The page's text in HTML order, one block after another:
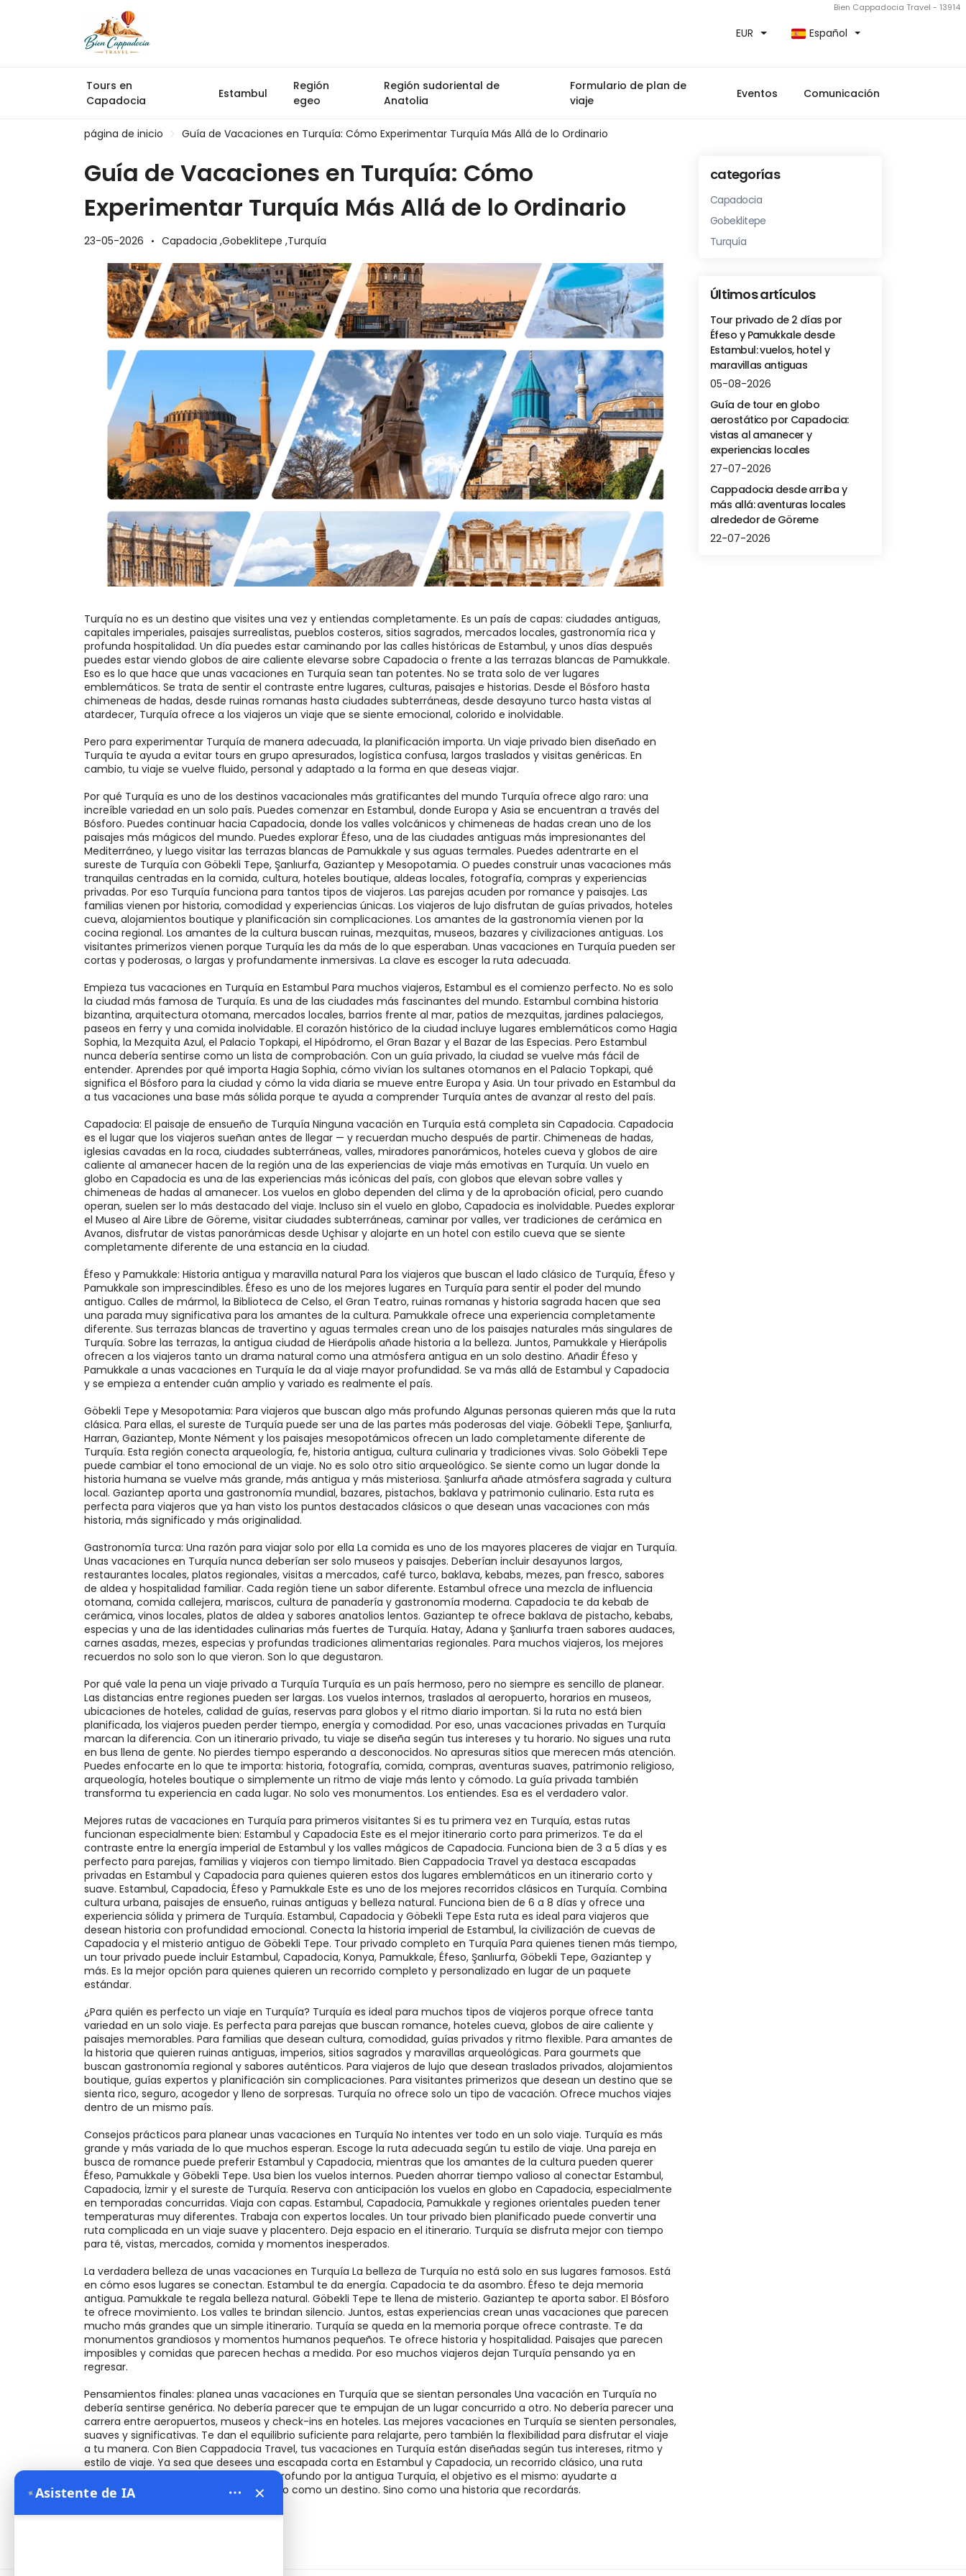
Bien Cappadocia Travel - 13914
EUR Español
Tours en
Capadocia
Estambul
Región
egeo
Región sudoriental de
Anatolia
Formulario de plan de
viaje
Eventos Comunicación
página de inicio Guía de Vacaciones en Turquía: Cómo Experimentar Turquía Más Allá de lo Ordinario
Guía de Vacaciones en Turquía: Cómo
Experimentar Turquía Más Allá de lo Ordinario
23-05-2026 Capadocia ,Gobeklitepe ,Turquía
Turquía no es un destino que visites una vez y entiendas completamente. Es un país de capas: ciudades antiguas, capitales imperiales, paisajes surrealistas, pueblos costeros, sitios sagrados, mercados locales, gastronomía rica y profunda hospitalidad. Un día puedes estar caminando por las calles históricas de Estambul, y unos días después puedes estar viendo globos de aire caliente elevarse sobre Capadocia o frente a las terrazas blancas de Pamukkale. Eso es lo que hace que unas vacaciones en Turquía sean tan potentes. No se trata solo de ver lugares emblemáticos. Se trata de sentir el contraste entre lugares, culturas, paisajes e historias. Desde el Bósforo hasta chimeneas de hadas, desde ruinas romanas hasta ciudades subterráneas, desde desayuno turco hasta vistas al atardecer, Turquía ofrece a los viajeros un viaje que se siente emocional, colorido e inolvidable.

Pero para experimentar Turquía de manera adecuada, la planificación importa. Un viaje privado bien diseñado en Turquía te ayuda a evitar tours en grupo apresurados, logística confusa, largos traslados y visitas genéricas. En cambio, tu viaje se vuelve fluido, personal y adaptado a la forma en que deseas viajar.

Por qué Turquía es uno de los destinos vacacionales más gratificantes del mundo Turquía ofrece algo raro: una increíble variedad en un solo país. Puedes comenzar en Estambul, donde Europa y Asia se encuentran a través del Bósforo. Puedes continuar hacia Capadocia, donde los valles volcánicos y chimeneas de hadas crean uno de los paisajes más mágicos del mundo. Puedes explorar Éfeso, una de las ciudades antiguas más impresionantes del Mediterráneo, y luego visitar las terrazas blancas de Pamukkale y sus aguas termales. Puedes adentrarte en el sureste de Turquía con Göbekli Tepe, Şanlıurfa, Gaziantep y Mesopotamia. O puedes construir unas vacaciones más tranquilas centradas en la comida, cultura, hoteles boutique, aldeas locales, fotografía, compras y experiencias privadas. Por eso Turquía funciona para tantos tipos de viajeros. Las parejas acuden por romance y paisajes. Las familias vienen por historia, comodidad y experiencias únicas. Los viajeros de lujo disfrutan de guías privados, hoteles cueva, alojamientos boutique y planificación sin complicaciones. Los amantes de la gastronomía vienen por la cocina regional. Los amantes de la cultura buscan ruinas, mezquitas, museos, bazares y civilizaciones antiguas. Los visitantes primerizos vienen porque Turquía les da más de lo que esperaban. Unas vacaciones en Turquía pueden ser cortas y poderosas, o largas y profundamente inmersivas. La clave es escoger la ruta adecuada.

Empieza tus vacaciones en Turquía en Estambul Para muchos viajeros, Estambul es el comienzo perfecto. No es solo la ciudad más famosa de Turquía. Es una de las ciudades más fascinantes del mundo. Estambul combina historia bizantina, arquitectura otomana, mercados locales, barrios frente al mar, patios de mezquitas, jardines palaciegos, paseos en ferry y una comida inolvidable. El corazón histórico de la ciudad incluye lugares emblemáticos como Hagia Sophia, la Mezquita Azul, el Palacio Topkapi, el Hipódromo, el Gran Bazar y el Bazar de las Especias. Pero Estambul nunca debería sentirse como un lista de comprobación. Con un guía privado, la ciudad se vuelve más fácil de entender. Aprendes por qué importa Hagia Sophia, cómo vivían los sultanes otomanos en el Palacio Topkapi, qué significa el Bósforo para la ciudad y cómo la vida diaria se mueve entre Europa y Asia. Un tour privado en Estambul da a tus vacaciones una base más sólida porque te ayuda a comprender Turquía antes de avanzar al resto del país.

Capadocia: El paisaje de ensueño de Turquía Ninguna vacación en Turquía está completa sin Capadocia. Capadocia es el lugar que los viajeros sueñan antes de llegar — y recuerdan mucho después de partir. Chimeneas de hadas, iglesias cavadas en la roca, ciudades subterráneas, valles, miradores panorámicos, hoteles cueva y globos de aire caliente al amanecer hacen de la región una de las experiencias de viaje más emotivas en Turquía. Un vuelo en globo en Capadocia es una de las experiencias más icónicas del país, con globos que elevan sobre valles y chimeneas de hadas al amanecer. Los vuelos en globo dependen del clima y de la aprobación oficial, pero cuando operan, suelen ser lo más destacado del viaje. Incluso sin el vuelo en globo, Capadocia es inolvidable. Puedes explorar el Museo al Aire Libre de Göreme, visitar ciudades subterráneas, caminar por valles, ver tradiciones de cerámica en Avanos, disfrutar de vistas panorámicas desde Uçhisar y alojarte en un hotel con estilo cueva que se siente completamente diferente de una estancia en la ciudad.

Éfeso y Pamukkale: Historia antigua y maravilla natural Para los viajeros que buscan el lado clásico de Turquía, Éfeso y Pamukkale son imprescindibles. Éfeso es uno de los mejores lugares en Turquía para sentir el poder del mundo antiguo. Calles de mármol, la Biblioteca de Celso, el Gran Teatro, ruinas romanas y historia sagrada hacen que sea una parada muy significativa para los amantes de la cultura. Pamukkale ofrece una experiencia completamente diferente. Sus terrazas blancas de travertino y aguas termales crean uno de los paisajes naturales más singulares de Turquía. Sobre las terrazas, la antigua ciudad de Hierápolis añade historia a la belleza. Juntos, Pamukkale y Hierápolis ofrecen a los viajeros tanto un drama natural como una atmósfera antigua en un solo destino. Añadir Éfeso y Pamukkale a unas vacaciones en Turquía le da al viaje mayor profundidad. Se va más allá de Estambul y Capadocia y se empieza a entender cuán amplio y variado es realmente el país.

Göbekli Tepe y Mesopotamia: Para viajeros que buscan algo más profundo Algunas personas quieren más que la ruta clásica. Para ellas, el sureste de Turquía puede ser una de las partes más poderosas del viaje. Göbekli Tepe, Şanlıurfa, Harran, Gaziantep, Monte Nément y los paisajes mesopotámicos ofrecen un lado completamente diferente de Turquía. Esta región conecta arqueología, fe, historia antigua, cultura culinaria y tradiciones vivas. Solo Göbekli Tepe puede cambiar el tono emocional de un viaje. No es solo otro sitio arqueológico. Se siente como un lugar donde la historia humana se vuelve más grande, más antigua y más misteriosa. Şanlıurfa añade atmósfera sagrada y cultura local. Gaziantep aporta una gastronomía mundial, bazares, pistachos, baklava y patrimonio culinario. Esta ruta es perfecta para viajeros que ya han visto los puntos destacados clásicos o que desean unas vacaciones con más historia, más significado y más originalidad.

Gastronomía turca: Una razón para viajar solo por ella La comida es uno de los mayores placeres de viajar en Turquía. Unas vacaciones en Turquía nunca deberían ser solo museos y paisajes. Deberían incluir desayunos largos, restaurantes locales, platos regionales, visitas a mercados, café turco, baklava, kebabs, mezes, pan fresco, sabores de aldea y hospitalidad familiar. Cada región tiene un sabor diferente. Estambul ofrece una mezcla de influencia otomana, comida callejera, mariscos, cultura de panadería y gastronomía moderna. Capadocia te da kebab de cerámica, vinos locales, platos de aldea y sabores anatolios lentos. Gaziantep te ofrece baklava de pistacho, kebabs, especias y una de las identidades culinarias más fuertes de Turquía. Hatay, Adana y Şanlıurfa traen sabores audaces, carnes asadas, mezes, especias y profundas tradiciones alimentarias regionales. Para muchos viajeros, los mejores recuerdos no solo son lo que vieron. Son lo que degustaron.

Por qué vale la pena un viaje privado a Turquía Turquía es un país hermoso, pero no siempre es sencillo de planear. Las distancias entre regiones pueden ser largas. Los vuelos internos, traslados al aeropuerto, horarios en museos, ubicaciones de hoteles, calidad de guías, reservas para globos y el ritmo diario importan. Si la ruta no está bien planificada, los viajeros pueden perder tiempo, energía y comodidad. Por eso, unas vacaciones privadas en Turquía marcan la diferencia. Con un itinerario privado, tu viaje se diseña según tus intereses y tu horario. No sigues una ruta en bus llena de gente. No pierdes tiempo esperando a desconocidos. No apresuras sitios que merecen más atención. Puedes enfocarte en lo que te importa: historia, fotografía, comida, compras, aventuras suaves, patrimonio religioso, arqueología, hoteles boutique o simplemente un ritmo de viaje más lento y cómodo. La guía privada también transforma tu experiencia en cada lugar. No solo ves monumentos. Los entiendes. Esa es el verdadero valor.

Mejores rutas de vacaciones en Turquía para primeros visitantes Si es tu primera vez en Turquía, estas rutas funcionan especialmente bien: Estambul y Capadocia Este es el mejor itinerario corto para primerizos. Te da el contraste entre la energía imperial de Estambul y los valles mágicos de Capadocia. Funciona bien de 3 a 5 días y es perfecto para parejas, familias y viajeros con tiempo limitado. Bien Cappadocia Travel ya destaca escapadas privadas en Estambul y Capadocia para quienes quieren estos dos lugares emblemáticos en un itinerario corto y suave. Estambul, Capadocia, Éfeso y Pamukkale Este es uno de los mejores recorridos clásicos en Turquía. Combina cultura urbana, paisajes de ensueño, ruinas antiguas y belleza natural. Funciona bien de 6 a 8 días y ofrece una experiencia sólida y primera de Turquía. Estambul, Capadocia y Göbekli Tepe Esta ruta es ideal para viajeros que desean historia con profundidad emocional. Conecta la historia imperial de Estambul, la civilización de cuevas de Capadocia y el misterio antiguo de Göbekli Tepe. Tour privado completo en Turquía Para quienes tienen más tiempo, un tour privado puede incluir Estambul, Capadocia, Konya, Pamukkale, Éfeso, Şanlıurfa, Göbekli Tepe, Gaziantep y más. Es la mejor opción para quienes quieren un recorrido completo y personalizado en lugar de un paquete estándar.

¿Para
categorías
Capadocia
Gobeklitepe
Turquía
Últimos artículos
Tour privado de 2 días por
Éfeso y Pamukkale desde
Estambul: vuelos, hotel y
maravillas antiguas
05-08-2026
Guía de tour en globo
aerostático por Capadocia:
vistas al amanecer y
experiencias locales
27-07-2026
Cappadocia desde arriba y
más allá: aventuras locales
alrededor de Göreme
22-07-2026
✦Asistente de IA ×